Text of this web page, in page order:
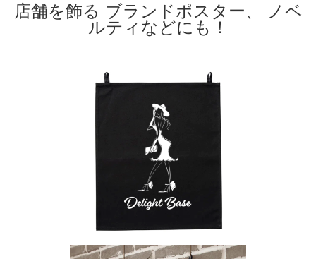
店舗を飾る ブランドポスター、
ノベ
ルティ などにも！